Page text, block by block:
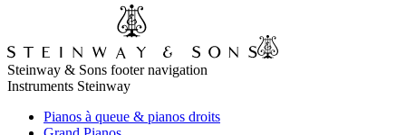
Steinway & Sons footer navigation
Instruments Steinway
Pianos à queue & pianos droits